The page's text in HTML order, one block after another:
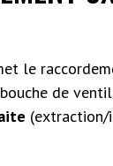
le
de